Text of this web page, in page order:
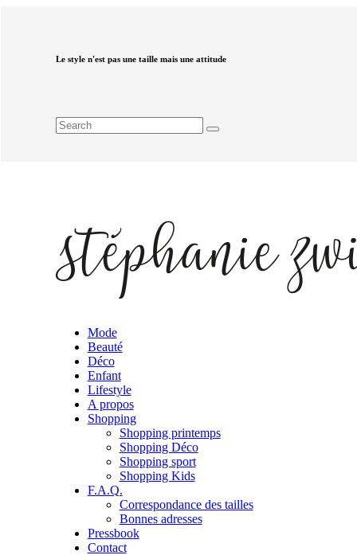
Le style n'est pas une taille mais une attitude
Mode
Beauté
Déco
Enfant
Lifestyle
A propos
Shopping
Shopping printemps
Shopping Déco
Shopping sport
Shopping Kids
F.A.Q.
Correspondance des tailles
Bonnes adresses
Pressbook
Contact